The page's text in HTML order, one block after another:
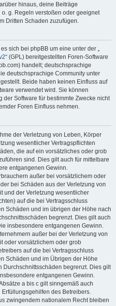
hinaus, deine Beiträge
g. Regeln verstoßen oder geeignet
Dritten Schaden zuzufügen.
sich bei phpBB um eine unter der „
“ (GPL) bereitgestellten Foren-Software
handelt; deutschsprachige
deutschsprachige Community unter
Beide haben keinen Einfluss auf
verwendet wird. Sie können
der Software für bestimmte Zwecke nicht
Foren Einfluss nehmen.
der Verletzung von Leben, Körper
wesentlicher Vertragspflichten
die auf ein vorsätzliches oder grob
sind. Dies gilt auch für mittelbare
entgangenen Gewinn.
außer bei vorsätzlichem oder
bei Schäden aus der Verletzung von
und der Verletzung wesentlicher
auf die bei Vertragsschluss
Schäden und im übrigen der Höhe nach
begrenzt. Dies gilt auch
insbesondere entgangenen Gewinn.
außer bei der Verletzung von
oder vorsätzlichem oder grob
auf die bei Vertragsschluss
Schäden und im Übrigen der Höhe
Durchschnittsschäden begrenzt. Dies gilt
entgangenen Gewinn.
a bis c gilt sinngemäß auch
des Betreibers.
zwingendem nationalem Recht bleiben